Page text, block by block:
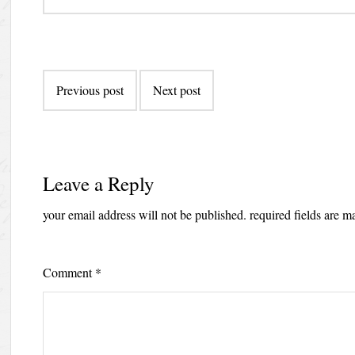
Post
navigation
Previous post Next post
Leave a Reply
your email address will not be published. required fields are
Comment*